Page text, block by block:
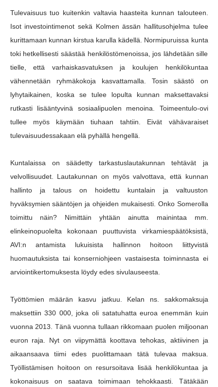
Tulevaisuus tuo kuitenkin valtavia haasteita kunnan talouteen.
Isot investointimenot sekä Kolmen ässän hallitusohjelma tulee
kurittamaan kunnan kirstua karulla kädellä. Normipuruissa kunta
toki hetkellisesti säästää henkilöstömenoissa, jos lähdetään sille
tielle, että varhaiskasvatuksen ja koulujen henkilökuntaa
vähennetään ryhmäkokoja kasvattamalla. Tosin säästö on
lyhytaikainen, koska se tulee lopulta kunnan maksettavaksi
rutkasti lisääntyvinä sosiaalipuolen menoina. Toimeentulo-ovi
tullee myös käymään tiuhaan tahtiin. Eivät vähävaraiset
tulevaisuudessakaan elä pyhällä hengellä.
Kuntalaissa on säädetty tarkastuslautakunnan tehtävät ja
velvollisuudet. Lautakunnan on myös valvottava, että kunnan
hallinto ja talous on hoidettu kuntalain ja valtuuston
hyväksymien sääntöjen ja ohjeiden mukaisesti. Onko Somerolla
toimittu näin? Nimittäin yhtään ainutta mainintaa mm.
elinkeinopuolelta kokonaan puuttuvista virkamiespäätöksistä,
AVI:n antamista lukuisista hallinnon hoitoon liittyvistä
huomautuksista tai konserniohjeen vastaisesta toiminnasta ei
arviointikertomuksesta löydy edes sivulauseesta.
Työttömien määrän kasvu jatkuu. Kelan ns. sakkomaksuja
maksettiin 330 000, joka oli satatuhatta euroa enemmän kuin
vuonna 2013. Tänä vuonna tullaan rikkomaan puolen miljoonan
euron raja. Nyt on viipymättä koottava tehokas, aktiivinen ja
aikaansaava tiimi edes puolittamaan tätä tulevaa maksua.
Työllistämisen hoitoon on resursoitava lisää henkilökuntaa ja
kokonaisuus on saatava toimimaan tehokkaasti. Tätäkään